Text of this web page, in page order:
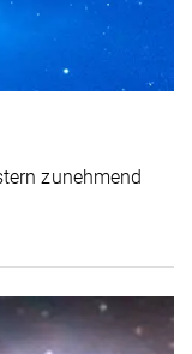
zunehmend